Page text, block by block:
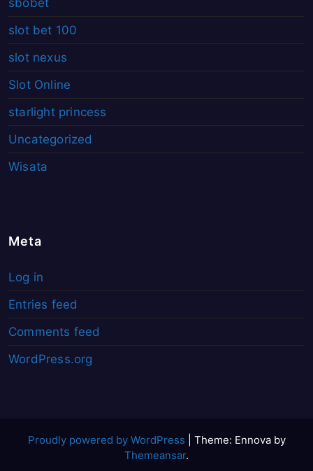
sbobet
slot bet 100
slot nexus
Slot Online
starlight princess
Uncategorized
Wisata
Meta
Log in
Entries feed
Comments feed
WordPress.org
Proudly powered by WordPress
Theme: Ennova by
Themeansar.